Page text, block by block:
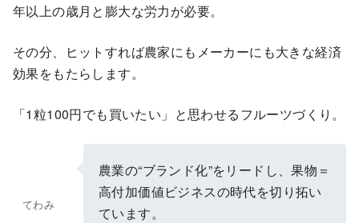
年以上の歳月と膨大な労力が必要。
その分、ヒットすれば農家にもメーカーにも大きな経済
効果をもたらします。
「1粒100円でも買いたい」と思わせるフルーツづくり。
てわみ
農業の“ブランド化”をリードし、果物＝
高付加価値ビジネスの時代を切り拓い
ています。